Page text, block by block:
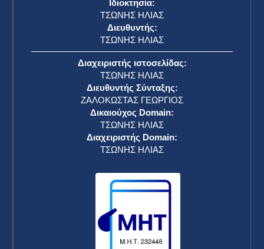
Ιδιοκτησία:
ΤΣΩΝΗΣ ΗΛΙΑΣ
Διευθυντής:
ΤΣΩΝΗΣ ΗΛΙΑΣ
Διαχειριστής ιστοσελίδας:
ΤΣΩΝΗΣ ΗΛΙΑΣ
Διευθυντής Σύνταξης:
ΖΑΛΟΚΩΣΤΑΣ ΓΕΩΡΓΙΟΣ
Δικαιούχος Domain:
ΤΣΩΝΗΣ ΗΛΙΑΣ
Διαχειριστής Domain:
ΤΣΩΝΗΣ ΗΛΙΑΣ